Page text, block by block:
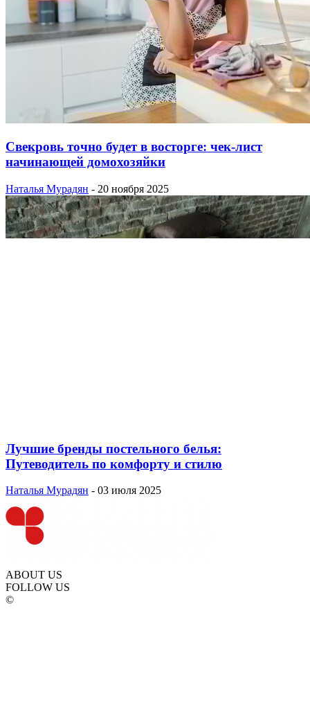
Свекровь точно будет в восторге: чек-лист
начинающей домохозяйки
Наталья Мурадян - 20 ноября 2025
Лучшие бренды постельного белья:
Путеводитель по комфорту и стилю
Наталья Мурадян - 03 июля 2025
ABOUT US
FOLLOW US
©